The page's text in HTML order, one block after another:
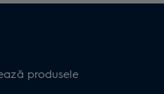
produsele